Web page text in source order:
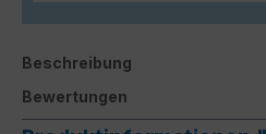
Beschreibung
Bewertungen